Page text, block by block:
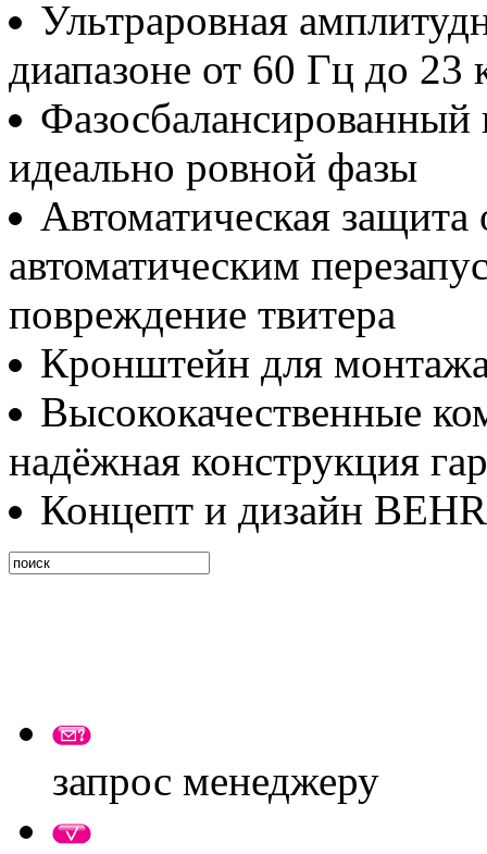
Ультраровная
диапазоне от 60 Гц до 23
Фазосбалансированный
идеально ровной фазы
Автоматическая защита
автоматическим
повреждение твитера
Кронштейн для
Высококачественные
надёжная конструкция
Концепт и дизайн
запрос менеджеру